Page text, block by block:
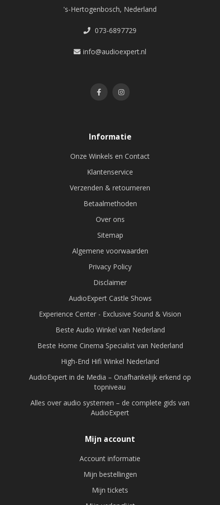
's-Hertogenbosch, Nederland
073-6897729
info@audioexpert.nl
Informatie
Onze Winkels en Contact
Klantenservice
Verzenden & retourneren
Betaalmethoden
Over ons
Sitemap
Algemene voorwaarden
Privacy Policy
Disclaimer
AudioExpert Castle Shows
Experience Center - Exclusive Sound & Vision
Beste Audio Winkel van Nederland
Beste Home Cinema Specialist van Nederland
High-End Hifi Winkel Nederland
AudioExpert in de Media – Onafhankelijk erkend op
topniveau
Alles over audio systemen – de complete gids van
AudioExpert
Mijn account
Account informatie
Mijn bestellingen
Mijn tickets